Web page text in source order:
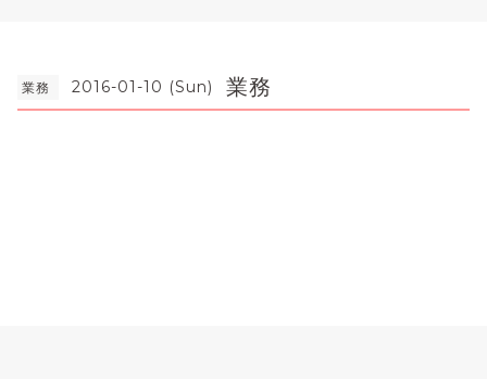
業務 2016-01-10 (Sun) 業務